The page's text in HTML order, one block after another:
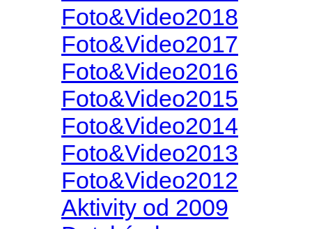
Foto&Video2018
Foto&Video2017
Foto&Video2016
Foto&Video2015
Foto&Video2014
Foto&Video2013
Foto&Video2012
Aktivity od 2009